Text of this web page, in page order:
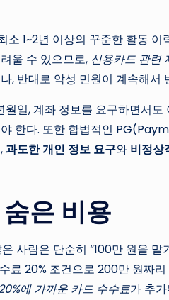
1~2년 이상의 꾸준한 활동
울 수 있으므로, 신용카드 관련
반대로 악성 민원이 계속해서
일, 계좌 정보를 요구하면서
한다. 또한 합법적인
과도한 개인 정보 요구와 비정상
은 비용
사람은 단순히 “100만 원을
료 20% 조건으로 200만 원짜
에 가까운 카드 수수료가 추